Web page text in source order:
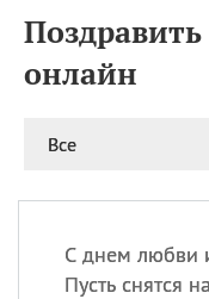
онлайн
Все
С днем любви
Пусть снятся